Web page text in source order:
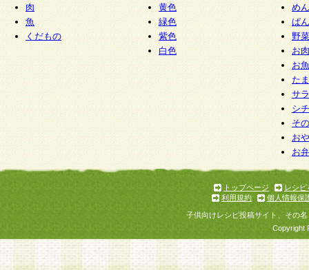
肉
魚
くだもの
黄色
緑色
紫色
白色
めん
ぱん
野
お
お
た
サ
シ
そ
お
お
トップページ
レシピ
利用規約
個人情報保
子供向けレシピ投稿サイト、その
Copyright